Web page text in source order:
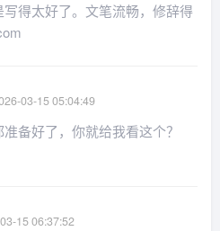
得太好了。文笔流畅，修辞得
03-15 05:04:49
备好了，你就给我看这个？
15 06:37:52